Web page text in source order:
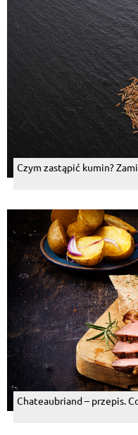
Czym zastąpić kumin?
Chateaubriand – przepis.